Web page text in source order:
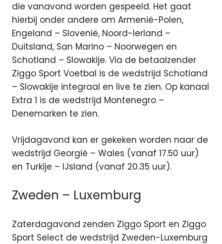
die vanavond worden gespeeld. Het gaat
hierbij onder andere om Armenië-Polen,
Engeland – Slovenië, Noord-Ierland –
Duitsland, San Marino – Noorwegen en
Schotland – Slowakije. Via de betaalzender
Ziggo Sport Voetbal is de wedstrijd Schotland
– Slowakije integraal en live te zien. Op kanaal
Extra 1 is de wedstrijd Montenegro –
Denemarken te zien.
Vrijdagavond kan er gekeken worden naar de
wedstrijd Georgië – Wales (vanaf 17.50 uur)
en Turkije – IJsland (vanaf 20.35 uur).
Zweden – Luxemburg
Zaterdagavond zenden Ziggo Sport en Ziggo
Sport Select de wedstrijd Zweden-Luxemburg